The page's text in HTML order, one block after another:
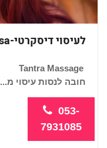
לעיסוי דיסקרטי-Tantra Massa
חובה לנסות עיסוי מ...
053-
7931085